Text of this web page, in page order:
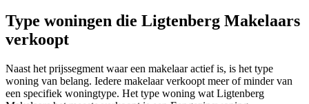
Type woningen die Ligtenberg Makelaars
verkoopt
Naast het prijssegment waar een makelaar actief is, is het type
woning van belang. Iedere makelaar verkoopt meer of minder van
een specifiek woningtype. Het type woning wat Ligtenberg